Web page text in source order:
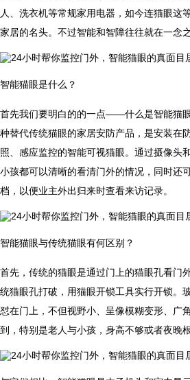
人、洗衣机等常规家用电器，如今连猫眼这
家居的名头。不过智能和智障往往就在一念
智能猫眼是什么？
首先我们要明白的的一点——什么是智能猫
种替代传统猫眼的家居安防产品，是安装在
照、感应监控的智能可视猫眼。通过摄像头
小孩都可以清晰的看清门外的情况，同时还
档，以便业主外出归来时查看来访记录。
智能猫眼与传统猫眼有何区别？
首先，传统的猫眼是通过门上的猫眼孔看门
统猫眼孔打破，用猫眼开锁工具实行开锁。
怼在门上，不但视野小、呈像模糊变形、广
到，特别是老人与小孩，身高不够或者夜晚